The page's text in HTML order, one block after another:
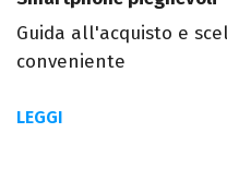
Guida all'acquisto e
conveniente
LEGGI